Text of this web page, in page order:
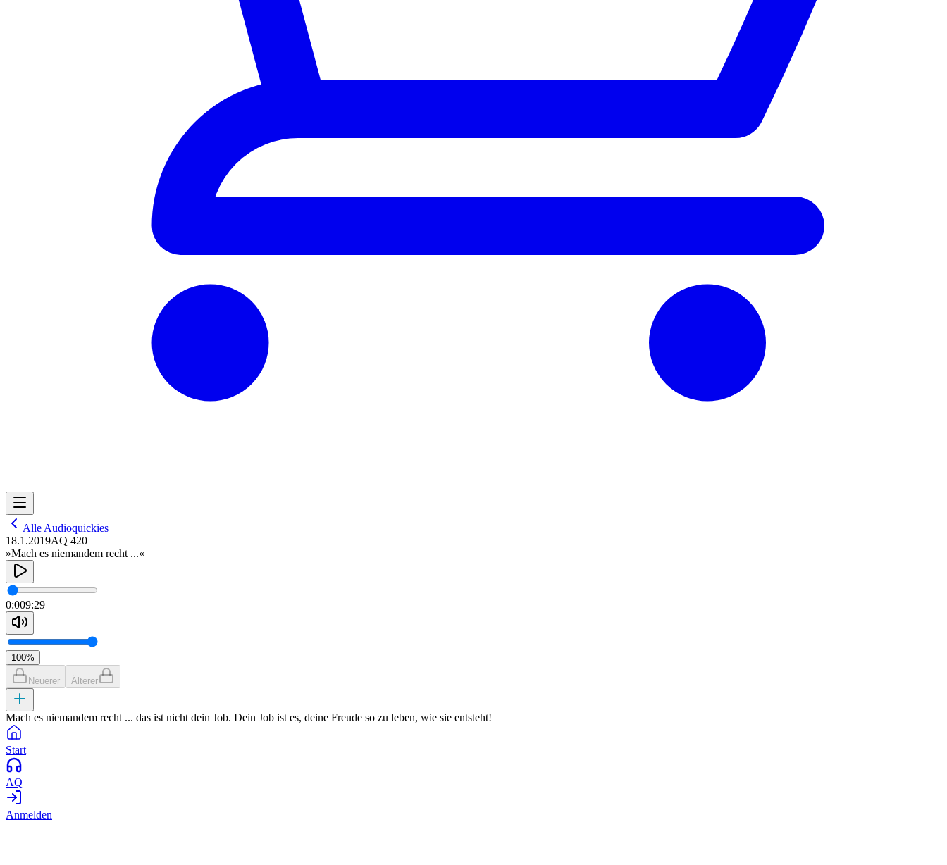
Alle Audioquickies
18.1.2019AQ 420
»Mach es niemandem recht ...«
0:009:29
100%
Neuerer Älterer
Mach es niemandem recht ... das ist nicht dein Job. Dein Job ist es, deine Freude so zu leben, wie sie entsteht!
Start
AQ
Anmelden